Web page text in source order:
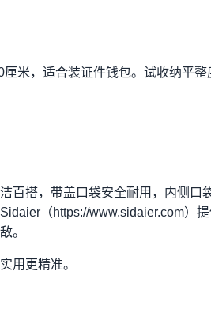
米，适合装证件钱包。试收纳平整
百搭，带盖口袋安全耐用，内侧口
（https://www.sidaier.com）
。
用更精准。